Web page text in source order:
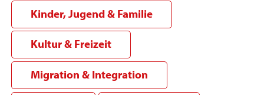
Kinder, Jugend & Familie
Kultur & Freizeit
Migration & Integration